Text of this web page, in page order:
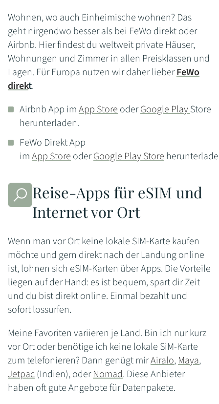
Wohnen, wo auch Einheimische wohnen? Das
geht nirgendwo besser als bei FeWo direkt oder
Airbnb. Hier findest du weltweit private Häuser,
Wohnungen und Zimmer in allen Preisklassen und
Lagen. Für Europa nutzen wir daher lieberFeWo
direkt.
Airbnb App imApp StoreoderGoogle PlayStore
herunterladen.
FeWo Direkt App
imApp StoreoderGoogle Play Store
Reise-Apps für eSIM und
Internet vor Ort
Wenn man vor Ort keine lokale SIM-Karte kaufen
möchte und gern direkt nach der Landung online
ist, lohnen sich eSIM-Karten über Apps. Die Vorteile
liegen auf der Hand: es ist bequem, spart dir Zeit
und du bist direkt online. Einmal bezahlt und
sofort lossurfen.
Meine Favoriten variieren je Land. Bin ich nur kurz
vor Ort oder benötige ich keine lokale SiM-Karte
zum telefonieren? Dann genügt mirAiralo,Maya,
Jetpac(Indien), oderNomad. Diese Anbieter
haben oft gute Angebote für Datenpakete.